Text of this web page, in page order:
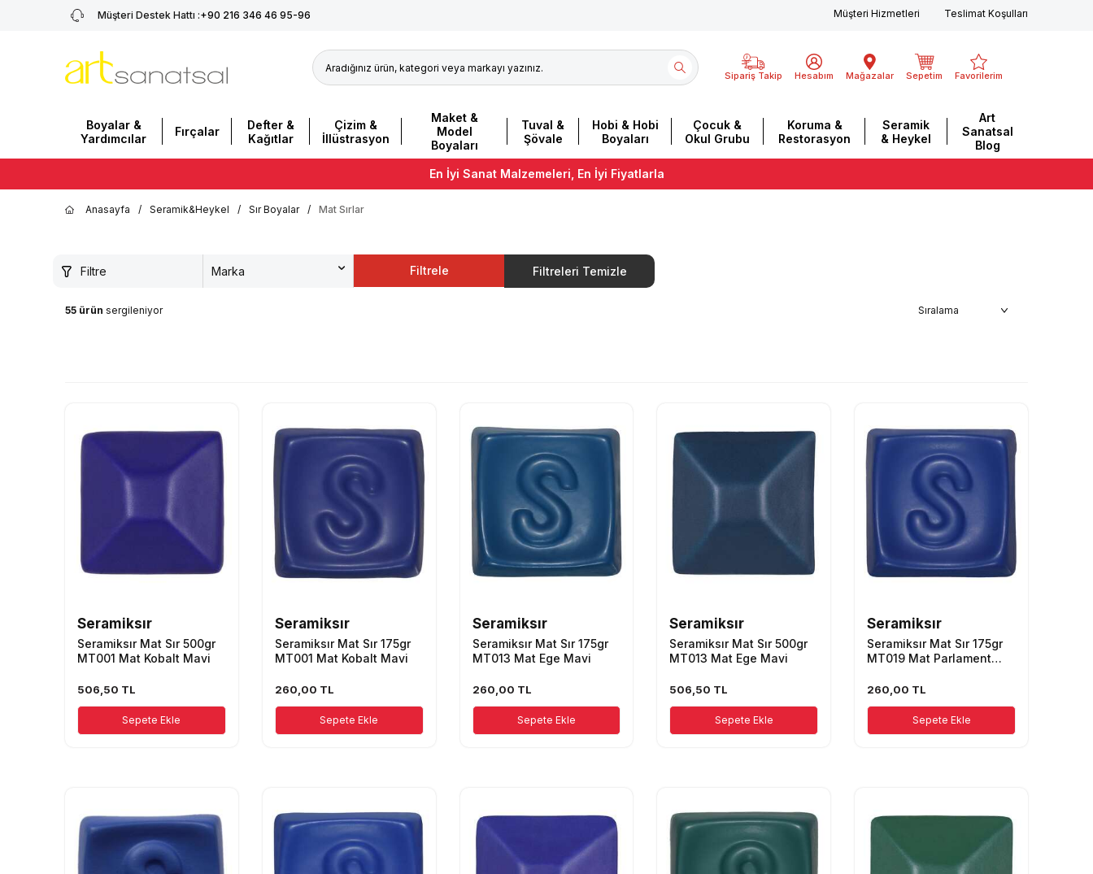
Müşteri Destek Hattı :+90 216 346 46 95-96 Müşteri Hizmetleri Teslimat Koşulları
Sipariş Takip Hesabım Mağazalar Sepetim Favorilerim
Boyalar &
Yardımcılar
Fırçalar
Defter &
Kağıtlar
Çizim &
İllüstrasyon
Maket &
Model
Boyaları
Tuval &
Şövale
Hobi & Hobi
Boyaları
Çocuk &
Okul Grubu
Koruma &
Restorasyon
Seramik
& Heykel
Art
Sanatsal
Blog
En İyi Sanat Malzemeleri, En İyi Fiyatlarla
Anasayfa / Seramik&Heykel / Sır Boyalar / Mat Sırlar
Filtre Marka Filtrele Filtreleri Temizle
55 ürün sergileniyor
Seramiksır
Seramiksır Mat Sır 500gr
MT001 Mat Kobalt Mavi
506,50 TL
Sepete Ekle
Seramiksır
Seramiksır Mat Sır 175gr
MT001 Mat Kobalt Mavi
260,00 TL
Sepete Ekle
Seramiksır
Seramiksır Mat Sır 175gr
MT013 Mat Ege Mavi
260,00 TL
Sepete Ekle
Seramiksır
Seramiksır Mat Sır 500gr
MT013 Mat Ege Mavi
506,50 TL
Sepete Ekle
Seramiksır
Seramiksır Mat Sır 175gr
MT019 Mat Parlament
260,00 TL
Sepete Ekle